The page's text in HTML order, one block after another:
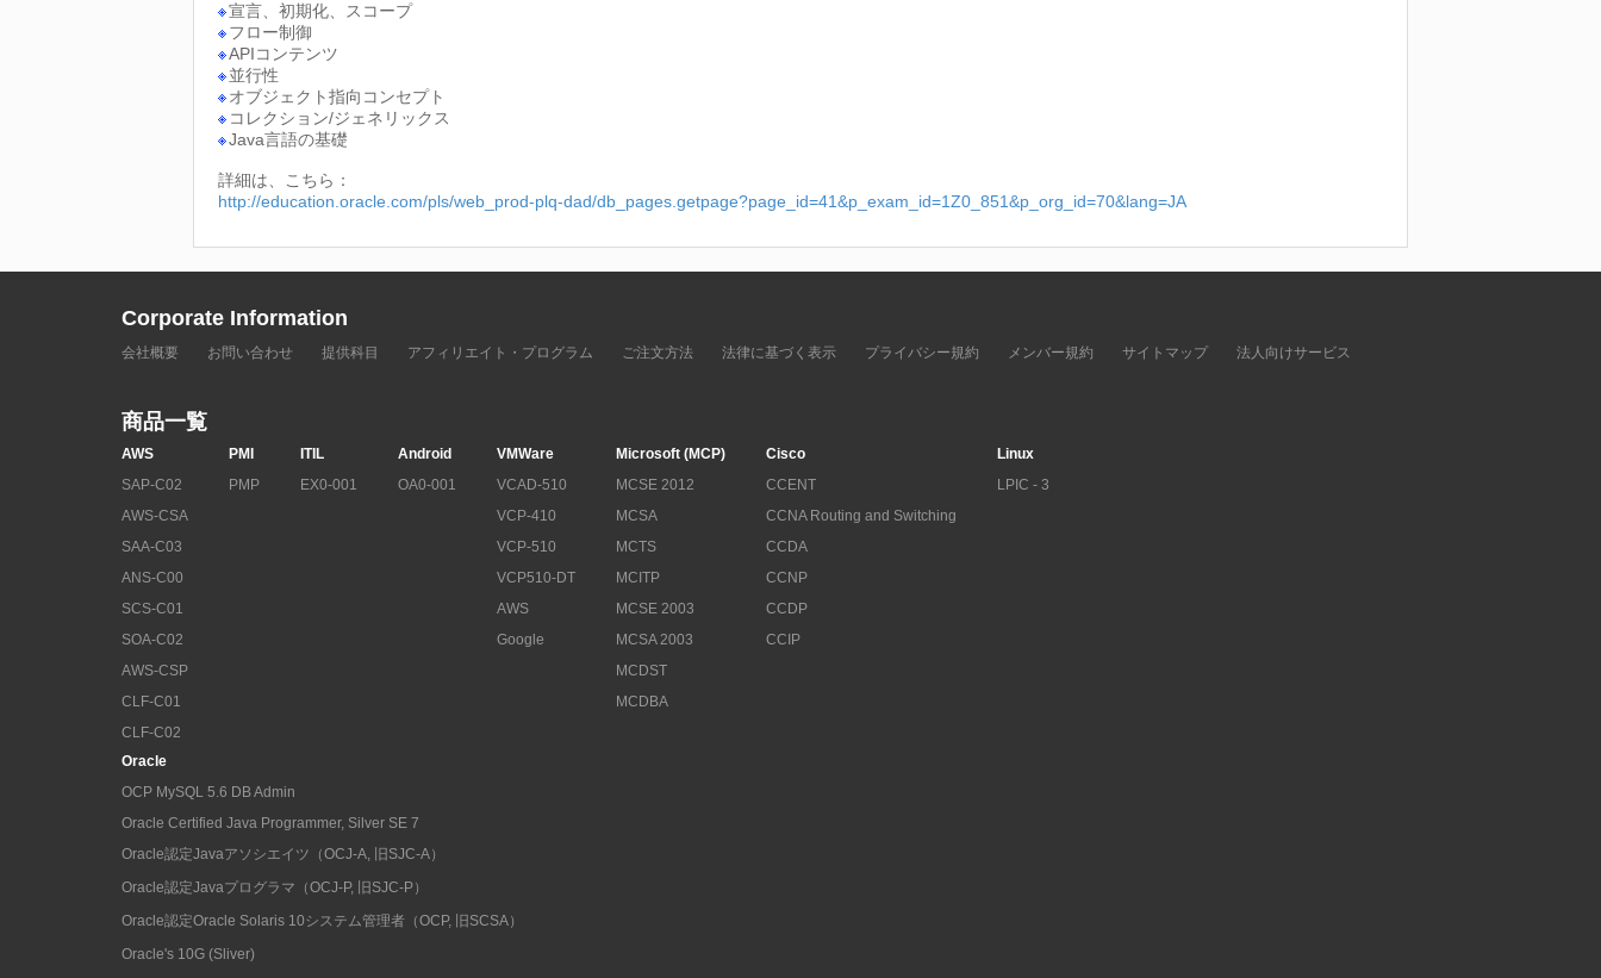
宣言、初期化、スコープ
フロー制御
APIコンテンツ
並行性
オブジェクト指向コンセプト
コレクション/ジェネリックス
Java言語の基礎
詳細は、こちら：
http://education.oracle.com/pls/web_prod-plq-dad/db_pages.getpage?page_id=41&p_exam_id=1Z0_851&p_org_id=70&lang=JA
Corporate Information
会社概要 お問い合わせ 提供科目 アフィリエイト・プログラム ご注文方法 法律に基づく表示 プライバシー規約 メンバー規約 サイトマップ 法人向けサービス
商品一覧
AWS
SAP-C02
AWS-CSA
SAA-C03
ANS-C00
SCS-C01
SOA-C02
AWS-CSP
CLF-C01
CLF-C02
PMI
PMP
ITIL
EX0-001
Android
OA0-001
VMWare
VCAD-510
VCP-410
VCP-510
VCP510-DT
AWS
Google
Microsoft (MCP)
MCSE 2012
MCSA
MCTS
MCITP
MCSE 2003
MCSA 2003
MCDST
MCDBA
Cisco
CCENT
CCNA Routing and Switching
CCDA
CCNP
CCDP
CCIP
Linux
LPIC - 3
Oracle
OCP MySQL 5.6 DB Admin
Oracle Certified Java Programmer, Silver SE 7
Oracle認定Javaアソシエイツ（OCJ-A, 旧SJC-A）
Oracle認定Javaプログラマ（OCJ-P, 旧SJC-P）
Oracle認定Oracle Solaris 10システム管理者（OCP, 旧SCSA）
Oracle's 10G (Sliver)